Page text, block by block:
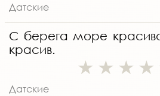
Датские
С берега море
красив.
Датские